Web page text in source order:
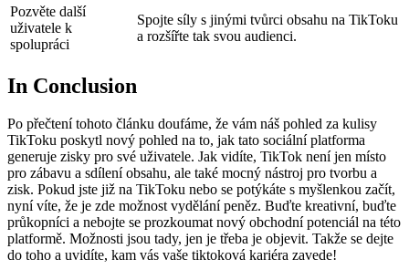
Pozvěte další
uživatele k
spolupráci
Spojte síly s jinými tvůrci obsahu na TikToku
a rozšířte tak svou audienci.
In Conclusion
Po přečtení tohoto článku doufáme, že vám náš pohled za kulisy
TikToku poskytl nový pohled na to, jak tato sociální platforma
generuje zisky pro své uživatele. Jak vidíte, TikTok není jen místo
pro zábavu a sdílení obsahu, ale také mocný nástroj pro tvorbu a
zisk. Pokud jste již na TikToku nebo se potýkáte s myšlenkou začít,
nyní víte, že je zde možnost vydělání peněz. Buďte kreativní, buďte
průkopníci a nebojte se prozkoumat nový obchodní potenciál na této
platformě. Možnosti jsou tady, jen je třeba je objevit. Takže se dejte
do toho a uvidíte, kam vás vaše tiktoková kariéra zavede!